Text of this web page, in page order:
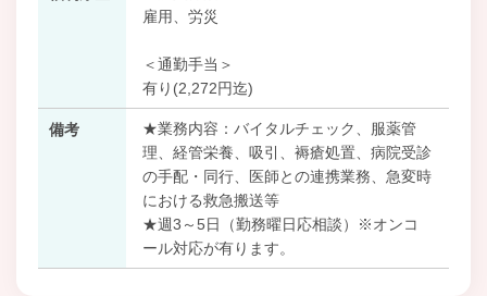
雇用、労災
＜通勤手当＞
有り(2,272円迄)
備考
★業務内容：バイタルチェック、服薬管
理、経管栄養、吸引、褥瘡処置、病院受診
の手配・同行、医師との連携業務、急変時
における救急搬送等
★週3～5日（勤務曜日応相談）※オンコ
ール対応が有ります。